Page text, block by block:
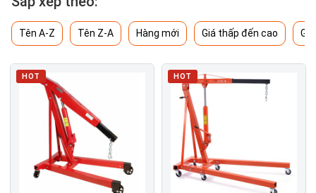
Tên A-Z Tên Z-A Hàng mới Giá thấp đến cao
HOT HOT